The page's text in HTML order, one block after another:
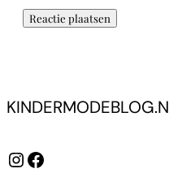
InstagramFacebook